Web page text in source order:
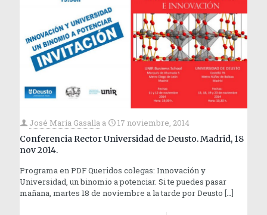
José María Gasalla a
17 noviembre, 2014
Conferencia Rector Universidad de Deusto. Madrid, 18
nov 2014.
Programa en PDF Queridos colegas: Innovación y
Universidad, un binomio a potenciar. Si te puedes pasar
mañana, martes 18 de noviembre a la tarde por Deusto […]